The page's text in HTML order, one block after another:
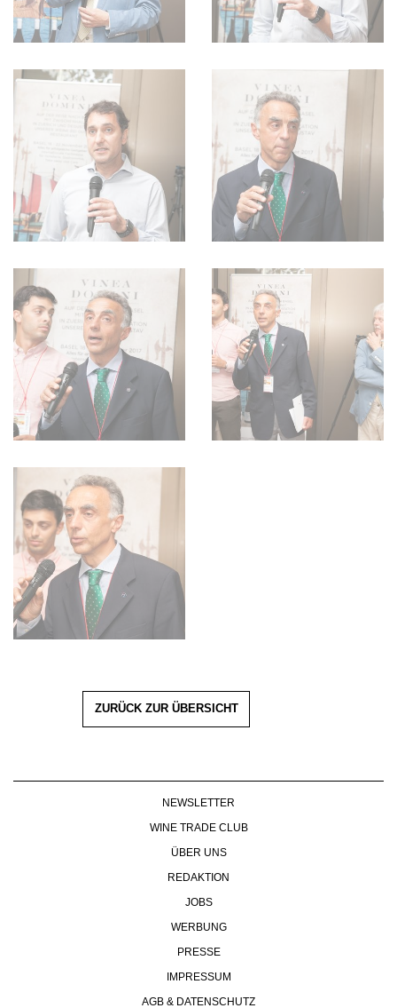
ZURÜCK ZUR ÜBERSICHT
NEWSLETTER
WINE TRADE CLUB
ÜBER UNS
REDAKTION
JOBS
WERBUNG
PRESSE
IMPRESSUM
AGB & DATENSCHUTZ